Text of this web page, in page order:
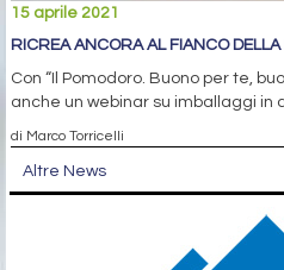
15 aprile 2021
RICREA ANCORA AL FIANCO
Con “Il Pomodoro. Buono per te,
anche un webinar su imballaggi in
di Marco Torricelli
Altre News